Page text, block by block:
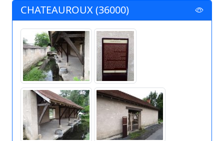
CHATEAUROUX (36000)